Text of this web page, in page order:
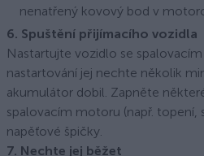
nenatřený kovový bod v
6. Spuštění přijímacího vozidla
Nastartujte vozidlo se
nastartování jej nechte několik
akumulátor dobil. Zapněte
spalovacím motoru (např. topení,
napěťové špičky.
7. Nechte jej běžet